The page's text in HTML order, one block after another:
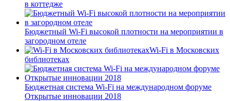
в коттедже
Бюджетный Wi-Fi высокой плотности на мероприятии в
загородном отеле
Wi-Fi в Московских
библиотеках
Бюджетная система Wi-Fi на международном форуме
Открытые инновации 2018